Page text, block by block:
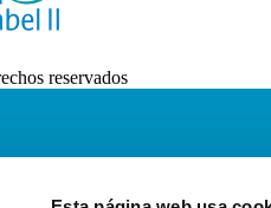
reservados